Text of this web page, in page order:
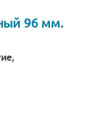
96 мм.
,